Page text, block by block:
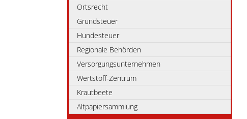
Ortsrecht
Grundsteuer
Hundesteuer
Regionale Behörden
Versorgungsunternehmen
Wertstoff-Zentrum
Krautbeete
Altpapiersammlung